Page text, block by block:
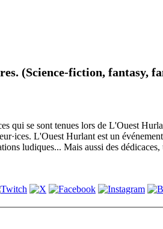
(Science-fiction, fantasy,
qui se sont tenues lors de L'Ouest
L'Ouest Hurlant est un
ludiques... Mais aussi des